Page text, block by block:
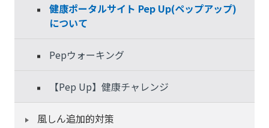
健康ポータルサイト Pep Up(ペップアップ)
について
Pepウォーキング
【Pep Up】健康チャレンジ
風しん追加的対策